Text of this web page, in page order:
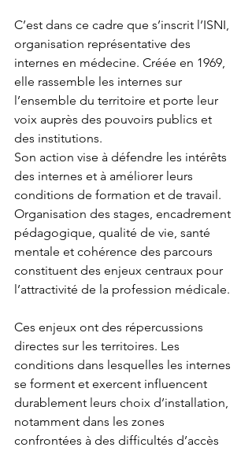
C’est dans ce cadre que s’inscrit l’ISNI,
organisation représentative des
internes en médecine. Créée en 1969,
elle rassemble les internes sur
l’ensemble du territoire et porte leur
voix auprès des pouvoirs publics et
des institutions.
Son action vise à défendre les intérêts
des internes et à améliorer leurs
conditions de formation et de travail.
Organisation des stages, encadrement
pédagogique, qualité de vie, santé
mentale et cohérence des parcours
constituent des enjeux centraux pour
l’attractivité de la profession médicale.
Ces enjeux ont des répercussions
directes sur les territoires. Les
conditions dans lesquelles les internes
se forment et exercent influencent
durablement leurs choix d’installation,
notamment dans les zones
confrontées à des difficultés d’accès